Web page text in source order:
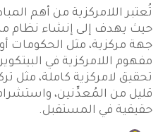
تُعتبر اللامركزية من أهم
حيث يهدف إلى إنشاء نظام
جهة مركزية، مثل الحكومات
مفهوم اللامركزية في
تحقيق لامركزية كاملة، مثل
قليل من المُعدِّنين،
حقيقية في المستقبل.